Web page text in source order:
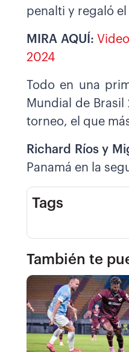
penalti y regaló el
MIRA AQUÍ:
2024
Todo en una
Mundial de Brasil
torneo, el que
Richard Ríos y
Panamá en la
Tags
También te